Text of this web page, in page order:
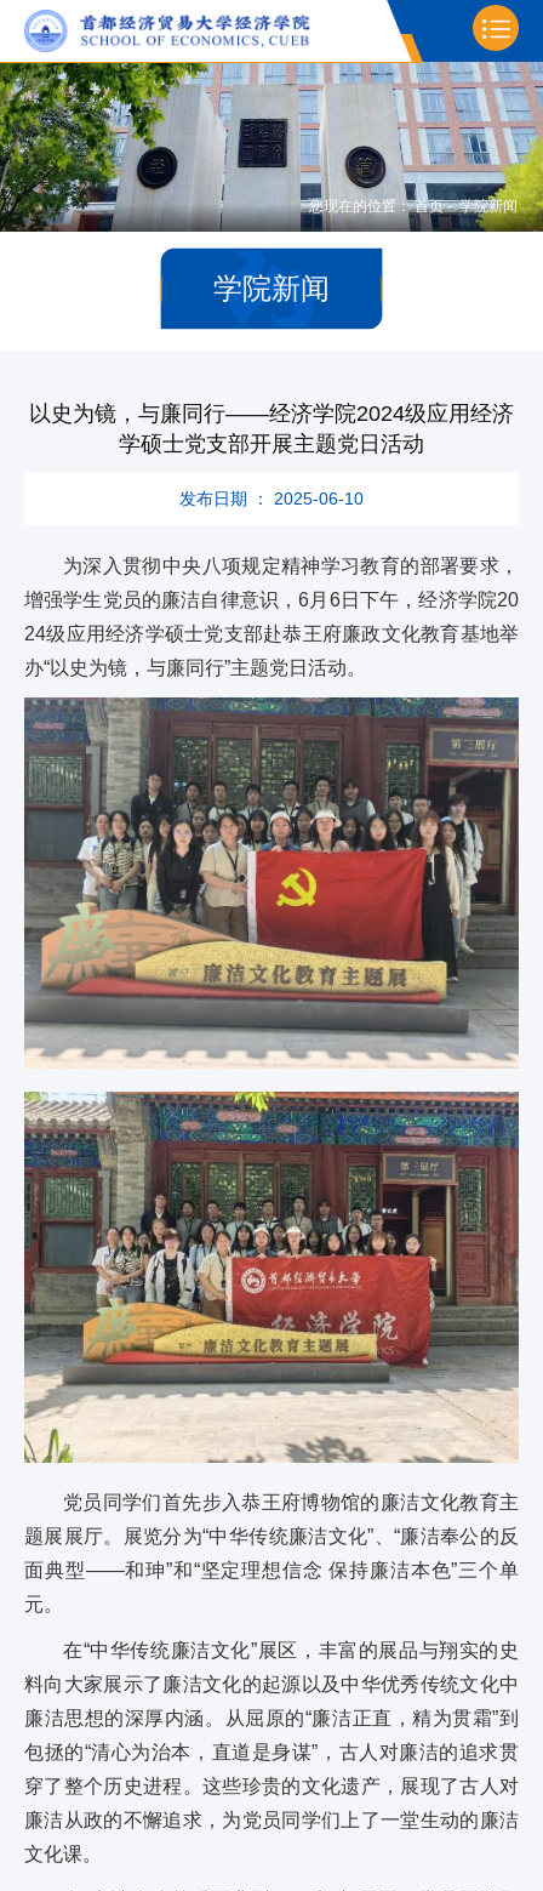
您现在的位置：首页 - 学院新闻
学院新闻
以史为镜，与廉同行——经济学院2024级应用经济
学硕士党支部开展主题党日活动
发布日期 ： 2025-06-10
为深入贯彻中央八项规定精神学习教育的部署要求，
增强学生党员的廉洁自律意识，6月6日下午，经济学院20
24级应用经济学硕士党支部赴恭王府廉政文化教育基地举
办“以史为镜，与廉同行”主题党日活动。
党员同学们首先步入恭王府博物馆的廉洁文化教育主
题展展厅。展览分为“中华传统廉洁文化”、“廉洁奉公的反
面典型——和珅”和“坚定理想信念 保持廉洁本色”三个单
元。
在“中华传统廉洁文化”展区，丰富的展品与翔实的史
料向大家展示了廉洁文化的起源以及中华优秀传统文化中
廉洁思想的深厚内涵。从屈原的“廉洁正直，精为贯霜”到
包拯的“清心为治本，直道是身谋”，古人对廉洁的追求贯
穿了整个历史进程。这些珍贵的文化遗产，展现了古人对
廉洁从政的不懈追求，为党员同学们上了一堂生动的廉洁
文化课。